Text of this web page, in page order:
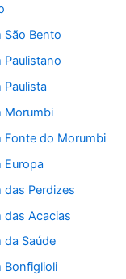
Bento
Morumbi
Fonte do Morumbi
Perdizes
Acacias
Saúde
Bonfiglioli